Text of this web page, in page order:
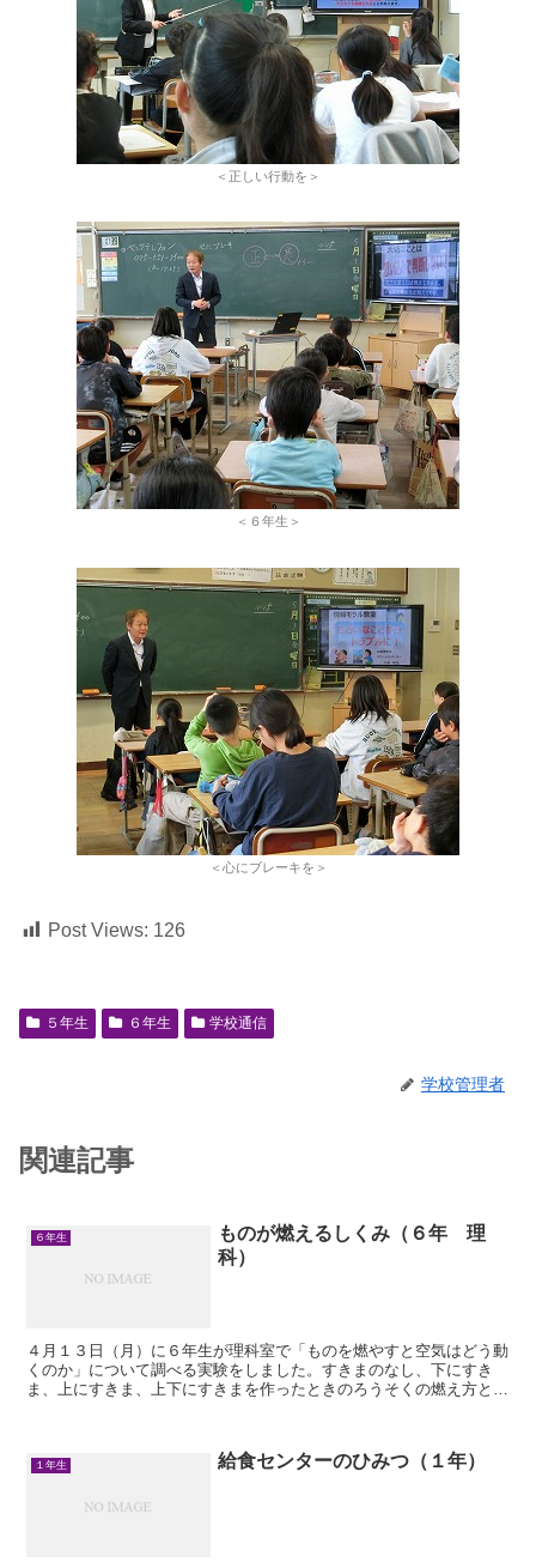
＜正しい行動を＞
＜６年生＞
＜心にブレーキを＞
Post Views: 126
５年生 ６年生 学校通信
学校管理者
関連記事
６年生
ものが燃えるしくみ（６年 理
科）
４月１３日（月）に６年生が理科室で「ものを燃やすと空気はどう動
くのか」について調べる実験をしました。すきまのなし、下にすき
ま、上にすきま、上下にすきまを作ったときのろうそくの燃え方とけ
１年生 給食センターのひみつ（１年）